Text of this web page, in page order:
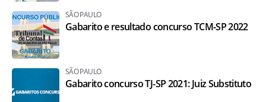
SÃO PAULO
Gabarito e resultado concurso TCM-SP 2022
SÃO PAULO
Gabarito concurso TJ-SP 2021: Juiz Substituto